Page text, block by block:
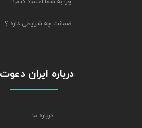
ضمانت چه شرایطی داره ؟
درباره ایران دعوت
درباره ما